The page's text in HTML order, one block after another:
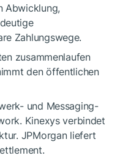
Abwicklung,
Zahlungswege.
zusammenlaufen
den öffentlichen
und Messaging-
Kinexys verbindet
JPMorgan liefert